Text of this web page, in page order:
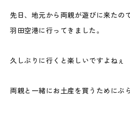
先日、地元から両親が遊びに来たの
羽田空港に行ってきました。
久しぶりに行くと楽しいですよねぇ
両親と一緒にお土産を買うためにぶ